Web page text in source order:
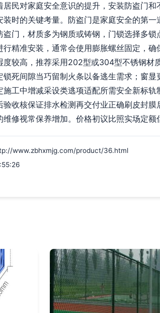
民对家庭安全意识的提升，安装防盗门
装时的关键考量。防盗门是家庭安全的第
门，材质多为钢质或铸钢，门锁选择多
精准安装，通常会使用膨胀螺丝固定，
度较高，推荐采用202型或304型不锈钢材
死间隙当巧留制火条以备逃生需求；窗
工中增减采设类逃项适配所需安全新标
收核保证排水检测再交付业正确刷皮封
修视常保养增加。价格初议比照实场定
www.zbhxmjg.com/product/36.html